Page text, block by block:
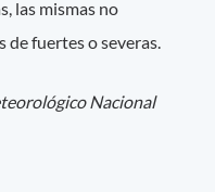
las mismas no
de fuertes o severas.
Nacional